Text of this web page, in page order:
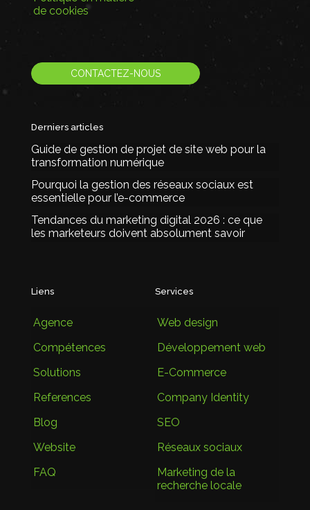
de cookies
CONTACTEZ-NOUS
Derniers articles
Guide de gestion de projet de site web pour la
transformation numérique
Pourquoi la gestion des réseaux sociaux est
essentielle pour l’e-commerce
Tendances du marketing digital 2026 : ce que
les marketeurs doivent absolument savoir
Liens
Agence
Compétences
Solutions
References
Blog
Website
FAQ
Services
Web design
Développement web
E-Commerce
Company Identity
SEO
Réseaux sociaux
Marketing de la
recherche locale